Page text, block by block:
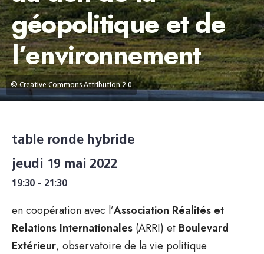
© Creative Commons Attribution 2.0
géopolitique et de
l’environnement
table ronde hybride
jeudi 19 mai 2022
19:30 - 21:30
en coopération avec l’Association Réalités et
Relations Internationales (ARRI) et Boulevard
Extérieur, observatoire de la vie politique